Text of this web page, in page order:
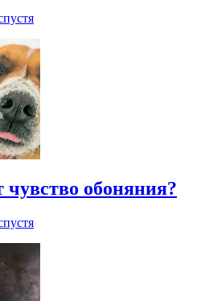
чувство обоняния?